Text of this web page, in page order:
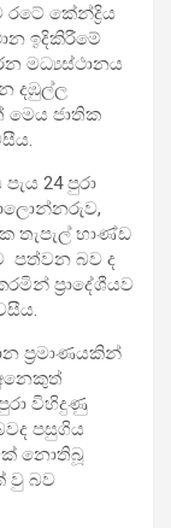
කේන්ද්‍රිය
ඉදිකිරීමේ
මධ්‍යස්ථානය
දඹුල්ල
මෙය ජාතික
24 පුරා
තැපැල් භාණ්ඩ
පත්වන බව ද
ප්‍රාදේශීයව
ප්‍රමාණයකින්
විහිදුණු
පසුගිය
නොතිබූ
වු බව